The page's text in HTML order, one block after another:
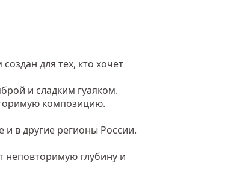
для тех, кто хочет
и сладким гуаяком.
композицию.
в другие регионы России.
неповторимую глубину и